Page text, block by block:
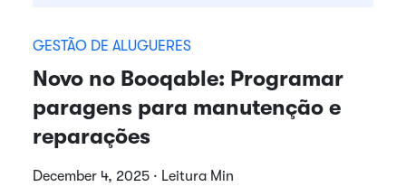
GESTÃO DE ALUGUERES
Novo no Booqable: Programar
paragens para manutenção e
reparações
December 4, 2025 · Leitura Min